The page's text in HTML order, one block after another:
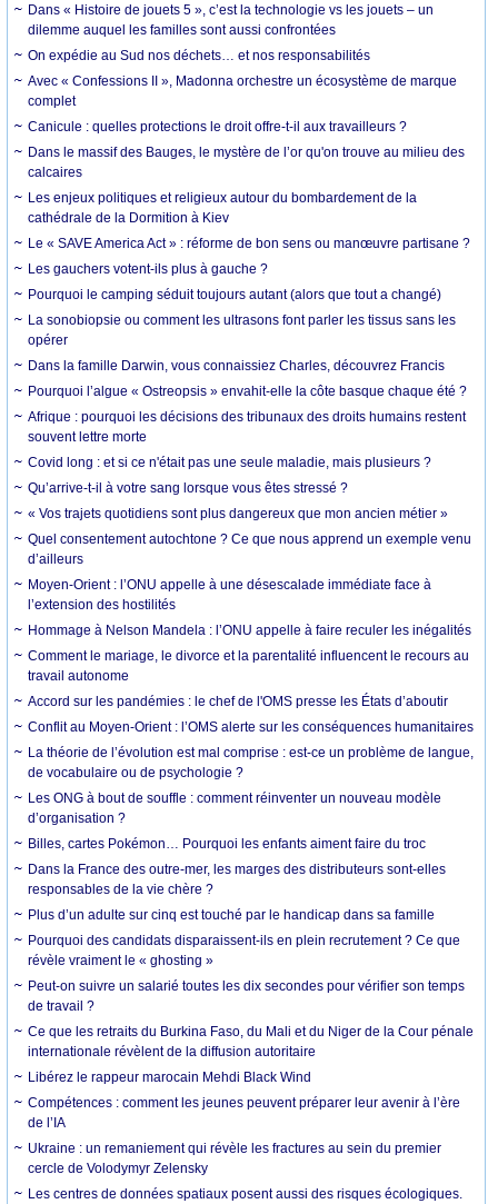
Dans « Histoire de jouets 5 », c’est la technologie vs les jouets – un
dilemme auquel les familles sont aussi confrontées
On expédie au Sud nos déchets… et nos responsabilités
Avec « Confessions II », Madonna orchestre un écosystème de marque
complet
Canicule : quelles protections le droit offre-t-il aux travailleurs ?
Dans le massif des Bauges, le mystère de l’or qu'on trouve au milieu des
calcaires
Les enjeux politiques et religieux autour du bombardement de la
cathédrale de la Dormition à Kiev
Le « SAVE America Act » : réforme de bon sens ou manœuvre partisane ?
Les gauchers votent-ils plus à gauche ?
Pourquoi le camping séduit toujours autant (alors que tout a changé)
La sonobiopsie ou comment les ultrasons font parler les tissus sans les
opérer
Dans la famille Darwin, vous connaissiez Charles, découvrez Francis
Pourquoi l’algue « Ostreopsis » envahit-elle la côte basque chaque été ?
Afrique : pourquoi les décisions des tribunaux des droits humains restent
souvent lettre morte
Covid long : et si ce n'était pas une seule maladie, mais plusieurs ?
Qu’arrive-t-il à votre sang lorsque vous êtes stressé ?
« Vos trajets quotidiens sont plus dangereux que mon ancien métier »
Quel consentement autochtone ? Ce que nous apprend un exemple venu
d’ailleurs
Moyen-Orient : l’ONU appelle à une désescalade immédiate face à
l’extension des hostilités
Hommage à Nelson Mandela : l’ONU appelle à faire reculer les inégalités
Comment le mariage, le divorce et la parentalité influencent le recours au
travail autonome
Accord sur les pandémies : le chef de l'OMS presse les États d’aboutir
Conflit au Moyen-Orient : l’OMS alerte sur les conséquences humanitaires
La théorie de l’évolution est mal comprise : est-ce un problème de langue,
de vocabulaire ou de psychologie ?
Les ONG à bout de souffle : comment réinventer un nouveau modèle
d’organisation ?
Billes, cartes Pokémon… Pourquoi les enfants aiment faire du troc
Dans la France des outre-mer, les marges des distributeurs sont-elles
responsables de la vie chère ?
Plus d’un adulte sur cinq est touché par le handicap dans sa famille
Pourquoi des candidats disparaissent-ils en plein recrutement ? Ce que
révèle vraiment le « ghosting »
Peut-on suivre un salarié toutes les dix secondes pour vérifier son temps
de travail ?
Ce que les retraits du Burkina Faso, du Mali et du Niger de la Cour pénale
internationale révèlent de la diffusion autoritaire
Libérez le rappeur marocain Mehdi Black Wind
Compétences : comment les jeunes peuvent préparer leur avenir à l’ère
de l’IA
Ukraine : un remaniement qui révèle les fractures au sein du premier
cercle de Volodymyr Zelensky
Les centres de données spatiaux posent aussi des risques écologiques.